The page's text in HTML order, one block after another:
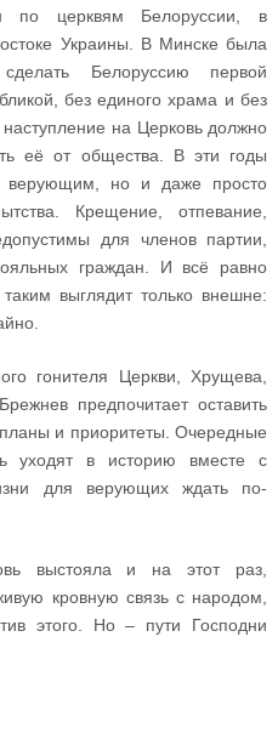
по церквям Белоруссии, в
Украины. В Минске была
Белоруссию первой
без единого храма и без
на Церковь должно
её от общества. В эти годы
верующим, но и даже просто
Крещение, отпевание,
для членов партии,
граждан. И всё равно
выглядит только внешне:
гонителя Церкви, Хрущева,
предпочитает оставить
и приоритеты. Очередные
уходят в историю вместе с
для верующих ждать по-
выстояла и на этот раз,
кровную связь с народом,
этого. Но – пути Господни